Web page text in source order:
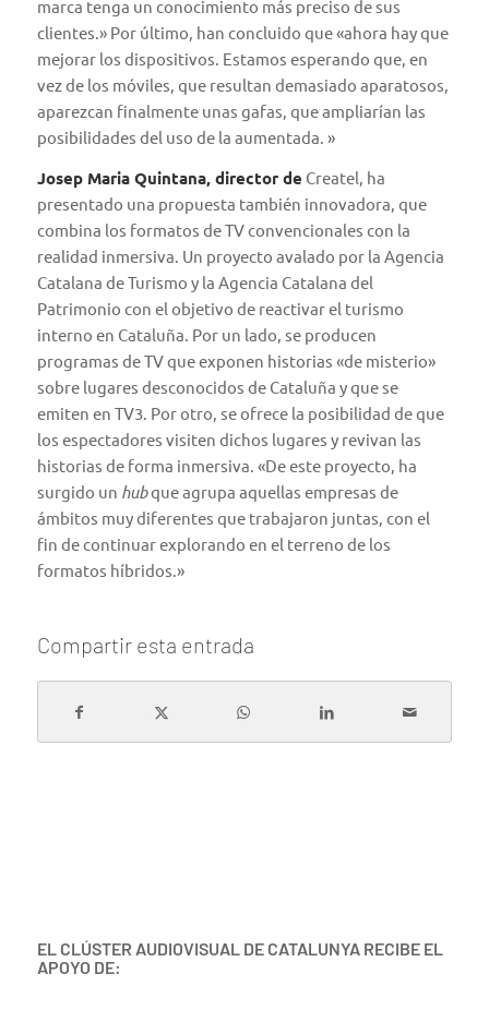
marca tenga un conocimiento más preciso de sus
clientes.» Por último, han concluido que «ahora hay que
mejorar los dispositivos. Estamos esperando que, en
vez de los móviles, que resultan demasiado aparatosos,
aparezcan finalmente unas gafas, que ampliarían las
posibilidades del uso de la aumentada. »
Josep Maria Quintana, director de Createl, ha
presentado una propuesta también innovadora, que
combina los formatos de TV convencionales con la
realidad inmersiva. Un proyecto avalado por la Agencia
Catalana de Turismo y la Agencia Catalana del
Patrimonio con el objetivo de reactivar el turismo
interno en Cataluña. Por un lado, se producen
programas de TV que exponen historias «de misterio»
sobre lugares desconocidos de Cataluña y que se
emiten en TV3. Por otro, se ofrece la posibilidad de que
los espectadores visiten dichos lugares y revivan las
historias de forma inmersiva. «De este proyecto, ha
surgido un hubque agrupa aquellas empresas de
ámbitos muy diferentes que trabajaron juntas, con el
fin de continuar explorando en el terreno de los
formatos híbridos.»
Compartir esta entrada
EL CLÚSTER AUDIOVISUAL DE CATALUNYA RECIBE EL
APOYO DE: